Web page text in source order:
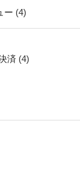
ー (4)
済 (4)